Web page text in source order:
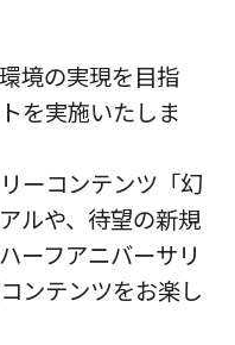
境の実現を目指
を実施いたしま
ーコンテンツ「幻
ルや、待望の新規
ーフアニバーサリ
ンテンツをお楽し